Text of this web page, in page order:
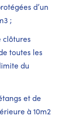
d’un
;
clôtures
toutes les
du
et de
à 10m2